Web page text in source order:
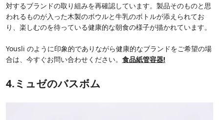
対するブランドの取り組みを再確認しています。製品そのものと思
われるものが入った木製のボウルと牛乳のボトルが添えられてお
り、楽しむのを待っている健康的な朝食の様子が描かれています。
Yousli のように印象的でありながら健康的なブランドをご希望の場
合は、今すぐお問い合わせください。 食品紙管容器!
4.ミュゼのバスボム